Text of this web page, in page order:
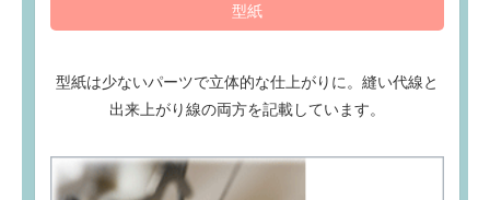
型紙
型紙は少ないパーツで立体的な仕上がりに。縫い代線と
出来上がり線の両方を記載しています。